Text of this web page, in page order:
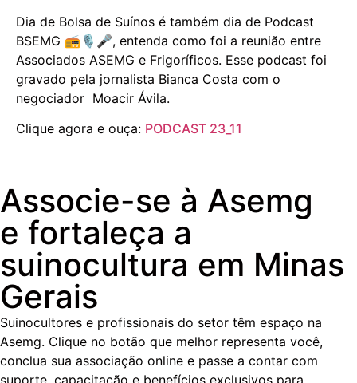
Dia de Bolsa de Suínos é também dia de Podcast
BSEMG 📻🎙️🎤, entenda como foi a reunião entre
Associados ASEMG e Frigoríficos. Esse podcast foi
gravado pela jornalista Bianca Costa com o
negociador Moacir Ávila.
Clique agora e ouça: PODCAST 23_11
Associe-se à Asemg
e fortaleça a
suinocultura em Minas
Gerais
Suinocultores e profissionais do setor têm espaço na
Asemg. Clique no botão que melhor representa você,
conclua sua associação online e passe a contar com
suporte, capacitação e benefícios exclusivos para